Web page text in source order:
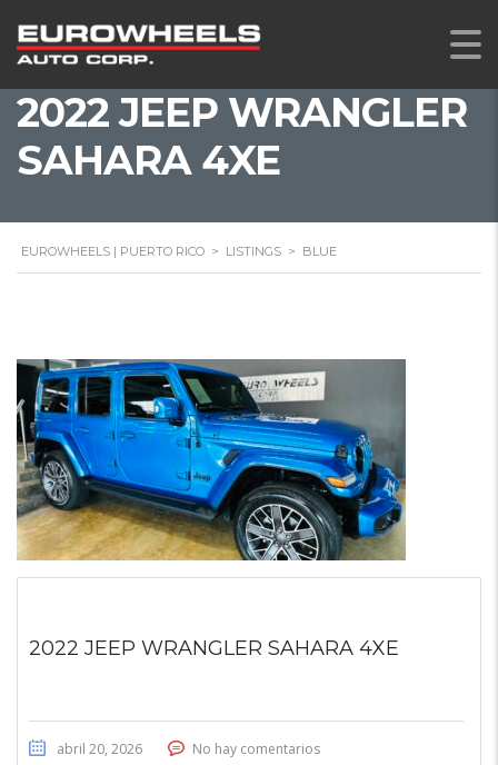
2022 JEEP WRANGLER
SAHARA 4XE
EUROWHEELS | PUERTO RICO > LISTINGS > BLUE
2022 JEEP WRANGLER SAHARA 4XE
abril 20, 2026 No hay comentarios